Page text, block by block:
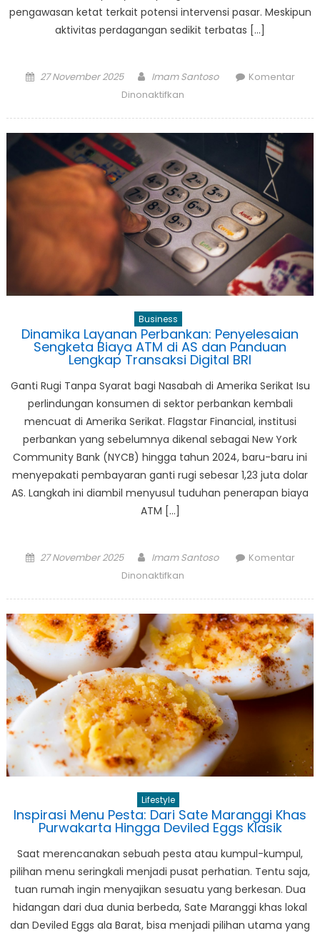
pengawasan ketat terkait potensi intervensi pasar. Meskipun
aktivitas perdagangan sedikit terbatas […]
Posted
27 November 2025 Author
Imam Santoso
Komentar
Dinonaktifkan
Bunga
The
Fed
Kerek
Bursa
Saham
Global
ke
Zona
Business
Dinamika Layanan Perbankan: Penyelesaian
Sengketa Biaya ATM di AS dan Panduan
Lengkap Transaksi Digital BRI
Ganti Rugi Tanpa Syarat bagi Nasabah di Amerika Serikat Isu
perlindungan konsumen di sektor perbankan kembali
mencuat di Amerika Serikat. Flagstar Financial, institusi
perbankan yang sebelumnya dikenal sebagai New York
Community Bank (NYCB) hingga tahun 2024, baru-baru ini
menyepakati pembayaran ganti rugi sebesar 1,23 juta dolar
AS. Langkah ini diambil menyusul tuduhan penerapan biaya
ATM […]
Posted
27 November 2025 Author
Imam Santoso
Komentar
Dinonaktifkan
Perbankan:
Penyelesaian
Sengketa
Biaya
ATM
di
AS
dan
Panduan
Lengkap
BRI
Lifestyle
Inspirasi Menu Pesta: Dari Sate Maranggi Khas
Purwakarta Hingga Deviled Eggs Klasik
Saat merencanakan sebuah pesta atau kumpul-kumpul,
pilihan menu seringkali menjadi pusat perhatian. Tentu saja,
tuan rumah ingin menyajikan sesuatu yang berkesan. Dua
hidangan dari dua dunia berbeda, Sate Maranggi khas lokal
dan Deviled Eggs ala Barat, bisa menjadi pilihan utama yang